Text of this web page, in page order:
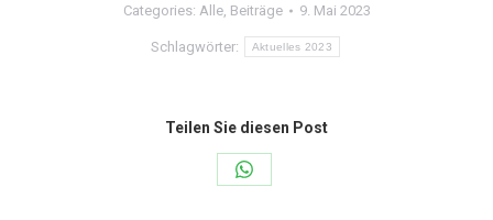
Categories: Alle, Beiträge 9. Mai 2023
Schlagwörter: Aktuelles 2023
Teilen Sie diesen Post
Share